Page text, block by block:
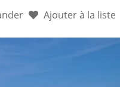
Ajouter à la liste